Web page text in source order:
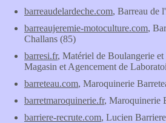
barreaudelardeche.com, Barreau de
barreaujeremie-motoculture.com,
Challans (85)
barresi.fr, Matériel de Boulangerie et
Magasin et Agencement de
barreteau.com, Maroquinerie
barretmaroquinerie.fr, Maroquinerie
barriere-recrute.com, Lucien